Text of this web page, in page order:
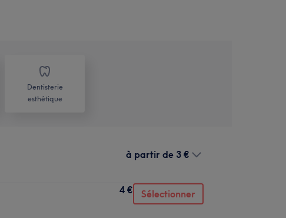
Dentisterie
esthétique
à partir de 3 €
4 € Sélectionner